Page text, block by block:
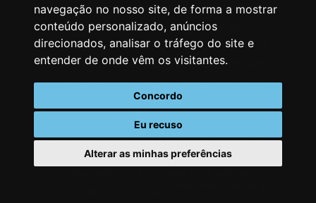
navegação no nosso site, de forma a mostrar
conteúdo personalizado, anúncios
direcionados, analisar o tráfego do site e
entender de onde vêm os visitantes.
Concordo
Eu recuso
Alterar as minhas preferências
um cenário onde a IA pode emular
emoções humanas, torna-se crucial
para as marcas manterem um nível de
autenticidade. É importante comunicar
claramente quando e como a IA está
sendo usada para evitar a
desconfiança dos consumidores.
Personalização Profunda:Utilizar o
conhecimento aprofundado que a IA